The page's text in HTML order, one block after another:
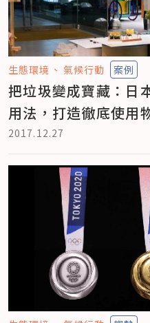
生態環境 氣候行動 案例
把垃圾變成寶藏：日
用法，打造徹底使用
2017.12.27